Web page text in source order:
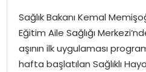
İDEAL SPOR
YAŞAM
Sağlık Bakanı Kemal
Eğitim Aile Sağlığı
aşının ilk uygulaması
hafta başlatılan Sağlıklı